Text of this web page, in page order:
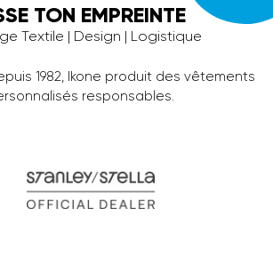
TON EMPREINTE
Textile | Design | Logistique
1982, Ikone produit des vêtements
responsables.